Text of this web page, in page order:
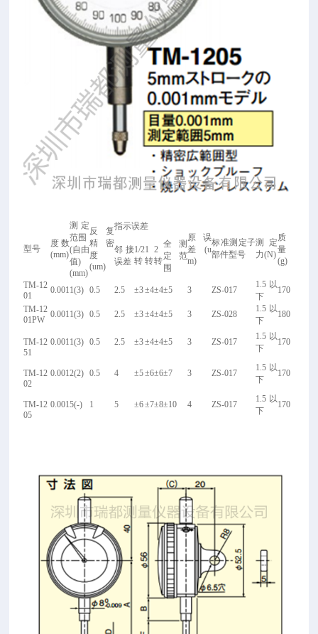
型号
度 数
(mm)
测定
范围
(自由
值)
(mm)
反复
精密
度
(um)
指示误差
原误
差(u
m)
标准测定子
部件型号
测定
力(N)
质
量
(g)
邻接
误差
1/2
转
1
转
2
转
全测
定范
围
TM-12
01
0.0011(3) 0.5 2.5 ±3±4±4±5 3 ZS-017
1.5 以
下
170
TM-12
01PW
0.0011(3) 0.5 2.5 ±3±4±4±5 3 ZS-028
1.5 以
下
180
TM-12
51
0.0011(3) 0.5 2.5 ±3±4±4±5 3 ZS-017
1.5 以
下
170
TM-12
02
0.0012(2) 0.5 4 ±5±6±6±7 3 ZS-017
1.5 以
下
170
TM-12
05
0.0015(-) 1 5 ±6±7±8±10 4 ZS-017
1.5 以
下
170